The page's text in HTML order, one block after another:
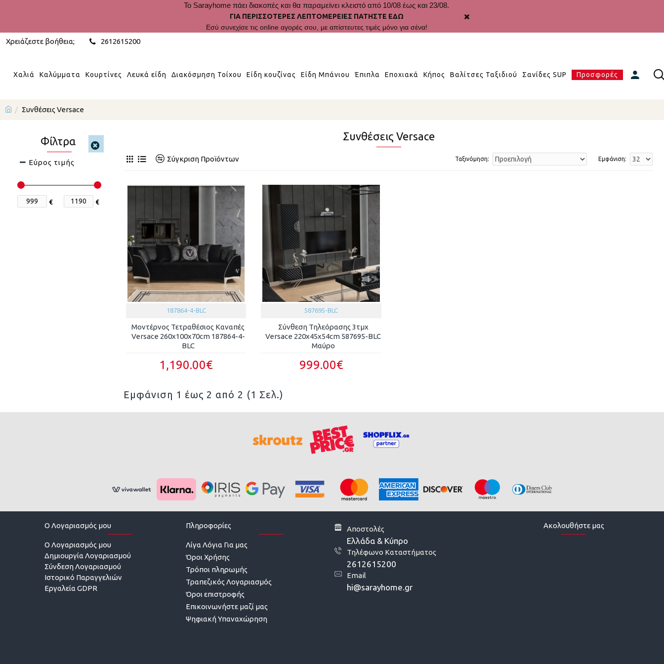
Το Sarayhome πάει διακοπές και θα παραμείνει κλειστό από 10/08 έως και 23/08.
ΓΙΑ ΠΕΡΙΣΣΟΤΕΡΕΣ ΛΕΠΤΟΜΕΡΕΙΕΣ ΠΑΤΗΣΤΕ ΕΔΩ
Εσύ συνεχίσε τις online αγορές σου, με απίστευτες τιμές μόνο για σένα!
Χρειάζεστε βοήθεια; 2612615200
Χαλιά Καλύμματα Κουρτίνες Λευκά είδη Διακόσμηση Τοίχου Είδη κουζίνας Είδη Μπάνιου Έπιπλα Εποχιακά Κήπος Βαλίτσες Ταξιδιού Σανίδες SUP Προσφορές
Συνθέσεις Versace
Φίλτρα
Εύρος τιμής
€ €
Συνθέσεις Versace
Σύγκριση Προϊόντων Ταξινόμηση: Εμφάνιση:
187864-4-BLC
Μοντέρνος Τετραθέσιος Καναπές
Versace 260x100x70cm 187864-4-
BLC
1,190.00€
587695-BLC
Σύνθεση Τηλεόρασης 3τμχ
Versace 220x45x54cm 587695-BLC
Μαύρο
999.00€
Εμφάνιση 1 έως 2 από 2 (1 Σελ.)
O Λογαριασμός μου
O Λογαριασμός μου
Δημιουργία Λογαριασμού
Σύνδεση Λογαριασμού
Ιστορικό Παραγγελιών
Εργαλεία GDPR
Πληροφορίες
Λίγα Λόγια Για μας
Όροι Χρήσης
Τρόποι πληρωμής
Τραπεζικός Λογαριασμός
Όροι επιστροφής
Επικοινωνήστε μαζί μας
Ψηφιακή Υπαναχώρηση
Αποστολές
Ελλάδα & Κύπρο
Τηλέφωνο Καταστήματος
2612615200
Email
hi@sarayhome.gr
Ακολουθήστε μας